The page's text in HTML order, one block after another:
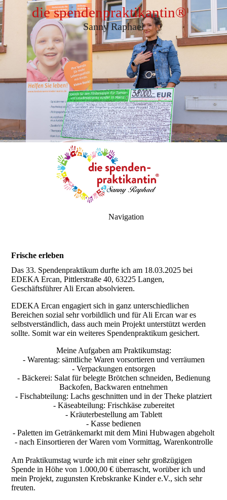
die spendenpraktikantin®
Sanny Raphael
Navigation
Frische erleben
Das 33. Spendenpraktikum durfte ich am 18.03.2025 bei
EDEKA Ercan, Pittlerstraße 40, 63225 Langen,
Geschäftsführer Ali Ercan absolvieren.
EDEKA Ercan engagiert sich in ganz unterschiedlichen
Bereichen sozial sehr vorbildlich und für Ali Ercan war es
selbstverständlich, dass auch mein Projekt unterstützt werden
sollte. Somit war ein weiteres Spendenpraktikum gesichert.
Meine Aufgaben am Praktikumstag:
- Warentag: sämtliche Waren vorsortieren und verräumen
- Verpackungen entsorgen
- Bäckerei: Salat für belegte Brötchen schneiden, Bedienung
Backofen, Backwaren entnehmen
- Fischabteilung: Lachs geschnitten und in der Theke platziert
- Käseabteilung: Frischkäse zubereitet
- Kräuterbestellung am Tablett
- Kasse bedienen
- Paletten im Getränkemarkt mit dem Mini Hubwagen abgeholt
- nach Einsortieren der Waren vom Vormittag, Warenkontrolle
Am Praktikumstag wurde ich mit einer sehr großzügigen
Spende in Höhe von 1.000,00 € überrascht, worüber ich und
mein Projekt, zugunsten Krebskranke Kinder e.V., sich sehr
freuten.